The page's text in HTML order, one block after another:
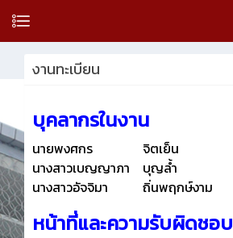
งานทะเบียน
บุคลากรในงาน
นายพงศกร จิตเย็น
นางสาวเบญญาภา
บุญล้ำ
นางสาวอัจจิมา
ถิ่นพฤกษ์งาม
หน้าที่และความรับผิดชอบ